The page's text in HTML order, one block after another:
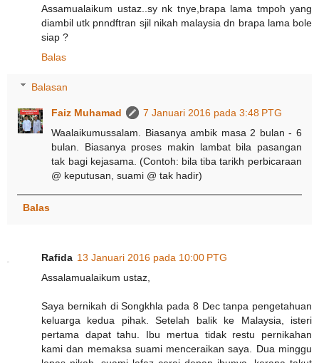
Assamualaikum ustaz..sy nk tnye,brapa lama tmpoh yang
diambil utk pnndftran sjil nikah malaysia dn brapa lama bole
siap ?
Balas
Balasan
Faiz Muhamad
7 Januari 2016 pada 3:48 PTG
Waalaikumussalam. Biasanya ambik masa 2 bulan - 6
bulan. Biasanya proses makin lambat bila pasangan
tak bagi kejasama. (Contoh: bila tiba tarikh perbicaraan
@ keputusan, suami @ tak hadir)
Balas
Rafida 13 Januari 2016 pada 10:00 PTG
Assalamualaikum ustaz,
Saya bernikah di Songkhla pada 8 Dec tanpa pengetahuan
keluarga kedua pihak. Setelah balik ke Malaysia, isteri
pertama dapat tahu. Ibu mertua tidak restu pernikahan
kami dan memaksa suami menceraikan saya. Dua minggu